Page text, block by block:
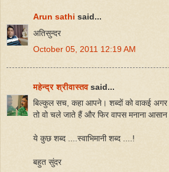
Arun sathi said...
अतिसुन्दर
October 05, 2011 12:19 AM
महेन्द्र श्रीवास्तवsaid...
बिल्कुल सच, कहा आपने। शब्दों को वाकई अगर
तो वो चले जाते हैं और फिर वापस मनाना आसान
ये कुछ शब्द ....स्वाभिमानी शब्द ....!
बहुत सुंदर